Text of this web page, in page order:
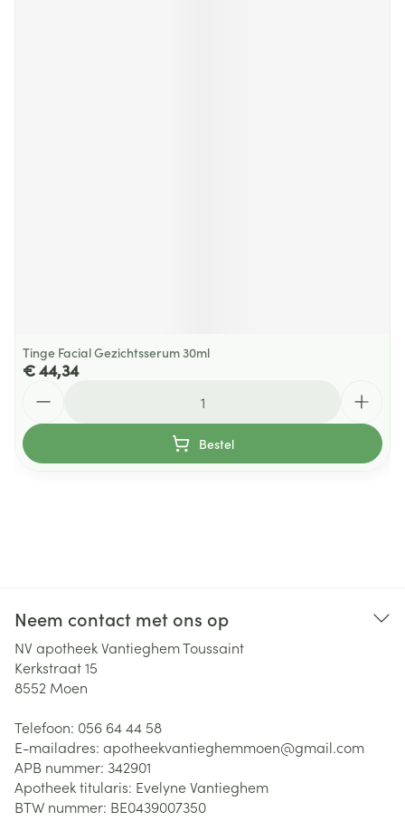
Tinge Facial Gezichtsserum 30ml
€ 44,34
Bestel
Neem contact met ons op
NV apotheek Vantieghem Toussaint
Kerkstraat 15
8552 Moen
Telefoon: 056 64 44 58
E-mailadres: apotheekvantieghemmoen@gmail.com
APB nummer: 342901
Apotheek titularis: Evelyne Vantieghem
BTW nummer: BE0439007350